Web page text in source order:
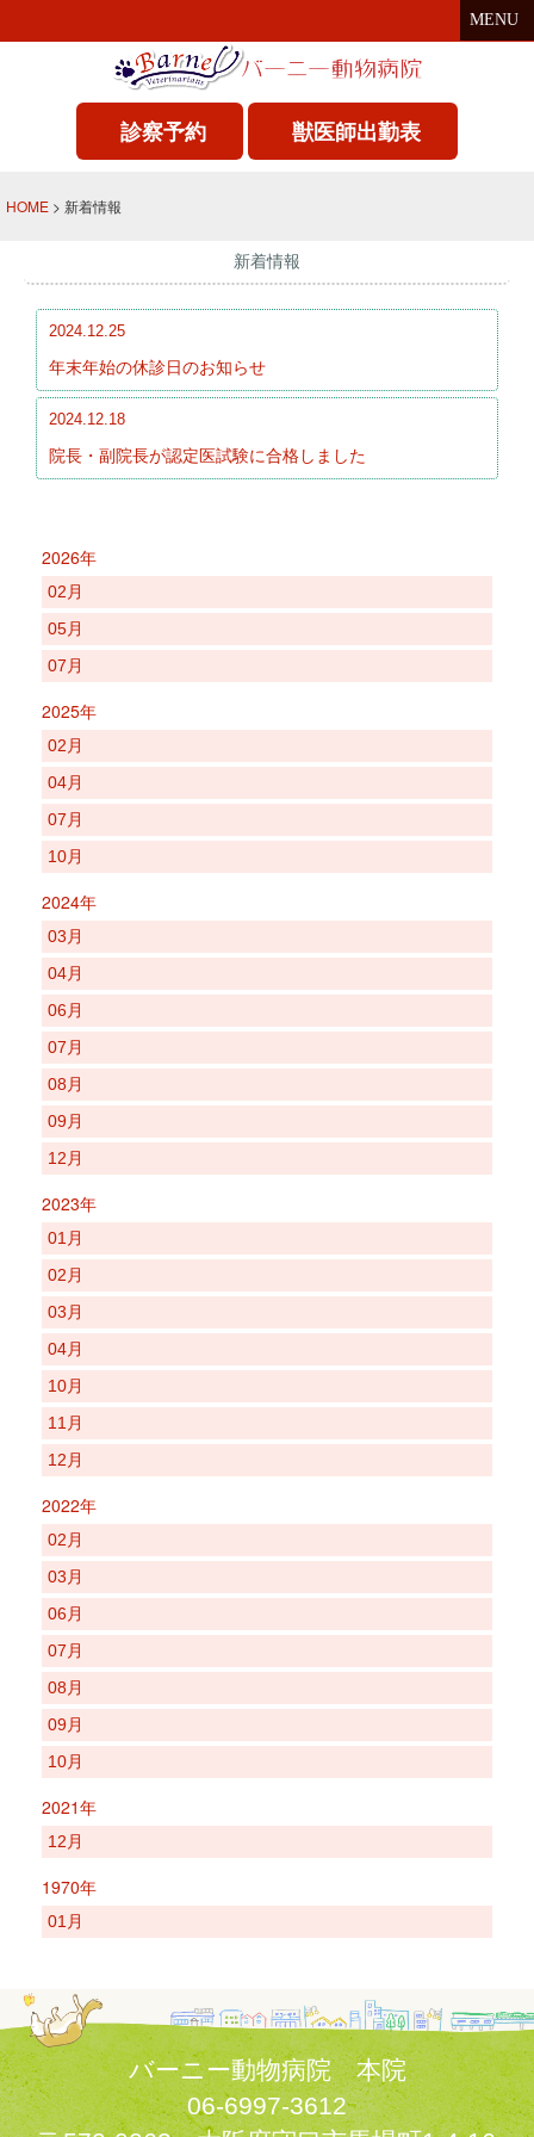
診察予約 獣医師出勤表
MENU
HOME > 新着情報
新着情報
2024.12.25
年末年始の休診日のお知らせ
2024.12.18
院長・副院長が認定医試験に合格しました
2026年
02月
05月
07月
2025年
02月
04月
07月
10月
2024年
03月
04月
06月
07月
08月
09月
12月
2023年
01月
02月
03月
04月
10月
11月
12月
2022年
02月
03月
06月
07月
08月
09月
10月
2021年
12月
1970年
01月
バーニー動物病院 本院
06-6997-3612